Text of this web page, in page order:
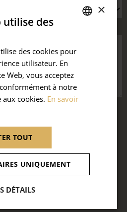
ENGLISH
×
utilise des
des cookies pour
utilisateur. En
Web, vous acceptez
à notre
cookies. En savoir
TOUT
UNIQUEMENT
DÉTAILS